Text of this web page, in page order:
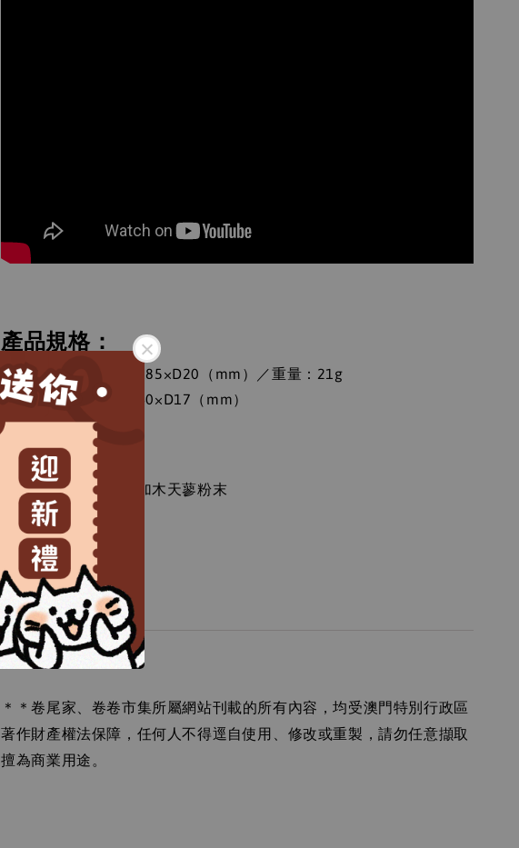
產品規格：
包裝尺寸：W100×H185×D20（mm）／重量：21g
商品尺寸：W35×H140×D17（mm）
產品材質：
棉、羽毛、貓用無添加木天蓼粉末
產地：越南
＊＊卷尾家、卷卷市集所屬網站刊載的所有內容，均受澳門特別行政區
著作財產權法保障，任何人不得逕自使用、修改或重製，請勿任意擷取
擅為商業用途。